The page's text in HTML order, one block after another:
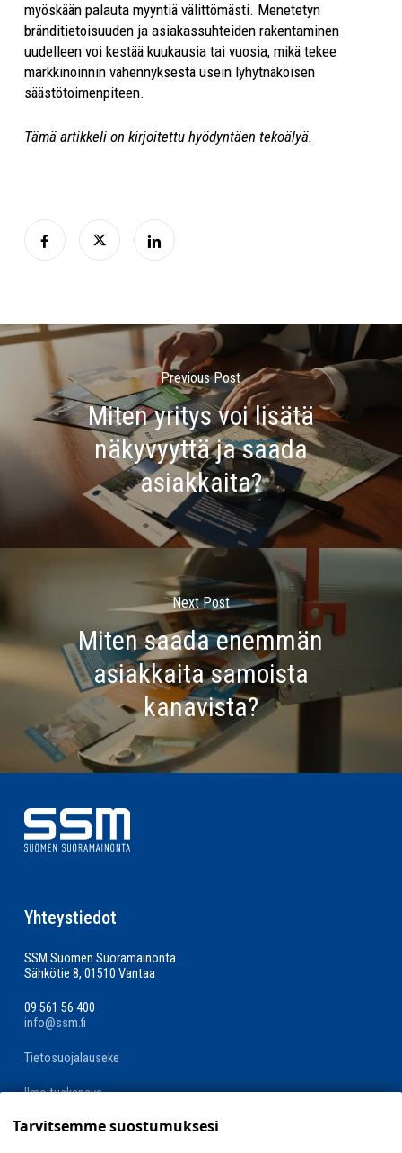
myöskään palauta myyntiä välittömästi. Menetetyn
bränditietoisuuden ja asiakassuhteiden rakentaminen
uudelleen voi kestää kuukausia tai vuosia, mikä tekee
markkinoinnin vähennyksestä usein lyhytnäköisen
säästötoimenpiteen.
Tämä artikkeli on kirjoitettu hyödyntäen tekoälyä.
Previous Post
Miten yritys voi lisätä
näkyvyyttä ja saada
asiakkaita?
Next Post
Miten saada enemmän
asiakkaita samoista
kanavista?
Yhteystiedot
SSM Suomen Suoramainonta
Sähkötie 8, 01510 Vantaa
09 561 56 400
info@ssm.fi
Tietosuojalauseke
Ilmoituskanava
Evästevalinnat »
Tarvitsemme suostumuksesi